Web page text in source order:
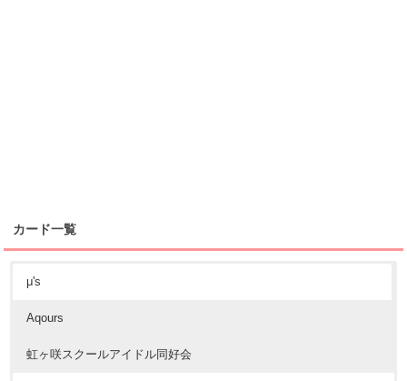
カード一覧
μ's
Aqours
虹ヶ咲スクールアイドル同好会